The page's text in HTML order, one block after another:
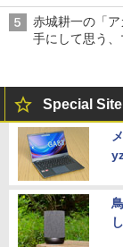
赤城耕一の「
手にして思う
Special Site